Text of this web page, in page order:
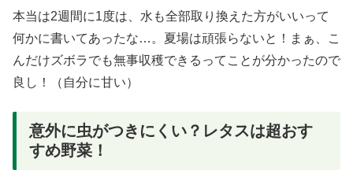
本当は2週間に1度は、水も全部取り換えた方がいいって
何かに書いてあったな…。夏場は頑張らないと！まぁ、こ
んだけズボラでも無事収穫できるってことが分かったので
良し！（自分に甘い）
意外に虫がつきにくい？レタスは超おす
すめ野菜！